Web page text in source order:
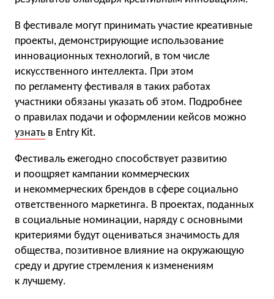
В фестивале могут принимать участие креативные
проекты, демонстрирующие использование
инновационных технологий, в том числе
искусственного интеллекта. При этом
по регламенту фестиваля в таких работах
участники обязаны указать об этом. Подробнее
о правилах подачи и оформлении кейсов можно
узнать в Entry Kit.
Фестиваль ежегодно способствует развитию
и поощряет кампании коммерческих
и некоммерческих брендов в сфере социально
ответственного маркетинга. В проектах, поданных
в социальные номинации, наряду с основными
критериями будут оцениваться значимость для
общества, позитивное влияние на окружающую
среду и другие стремления к изменениям
к лучшему.